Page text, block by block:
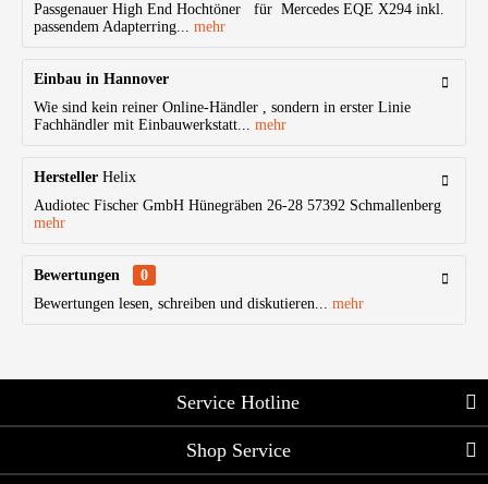
Passgenauer High End Hochtöner für Mercedes EQE X294 inkl.
passendem Adapterring... mehr
Einbau in Hannover
Wie sind kein reiner Online-Händler , sondern in erster Linie
Fachhändler mit Einbauwerkstatt... mehr
Hersteller Helix
Audiotec Fischer GmbH Hünegräben 26-28 57392 Schmallenberg
mehr
Bewertungen
0
Bewertungen lesen, schreiben und diskutieren... mehr
Service Hotline
Shop Service